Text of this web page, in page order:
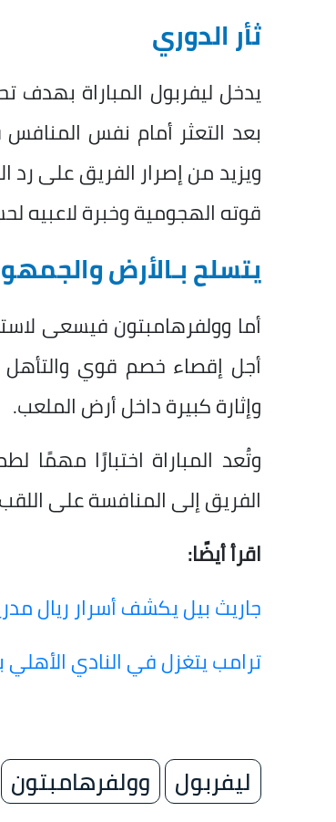
ثأر الدوري
يدخل ليفربول المباراة
بعد التعثر أمام نفس المنافس
ويزيد من إصرار الفريق على رد
قوته الهجومية وخبرة لاعبيه
يتسلح بـالأرض
أما وولفرهامبتون فيسعى
أجل إقصاء خصم قوي
وإثارة كبيرة داخل أرض الملعب.
وتُعد المباراة اختبارًا
الفريق إلى المنافسة على
اقرأ أيضًا:
جاريث بيل يكشف أسرار ريال
ترامب يتغزل في النادي
ليفربول وولفرهامبتون